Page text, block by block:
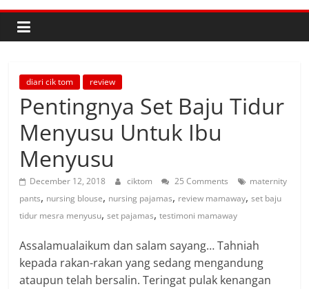
diari cik tom review
Pentingnya Set Baju Tidur
Menyusu Untuk Ibu
Menyusu
December 12, 2018 ciktom 25 Comments
maternity
pants, nursing blouse, nursing pajamas, review mamaway,set baju
tidur mesra menyusu,set pajamas,testimoni mamaway
Assalamualaikum dan salam sayang… Tahniah
kepada rakan-rakan yang sedang mengandung
ataupun telah bersalin. Teringat pulak kenangan